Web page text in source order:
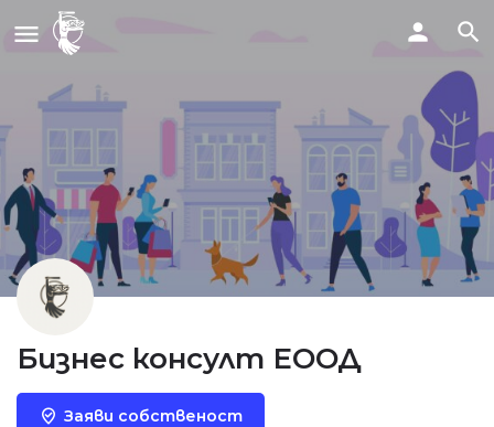
Бизнес консулт ЕООД
Заяви собственост